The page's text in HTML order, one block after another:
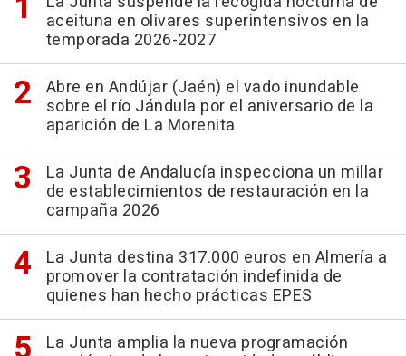
aceituna en olivares superintensivos en la
temporada 2026-2027
Abre en Andújar (Jaén) el vado inundable
sobre el río Jándula por el aniversario de la
aparición de La Morenita
La Junta de Andalucía inspecciona un millar
de establecimientos de restauración en la
campaña 2026
La Junta destina 317.000 euros en Almería a
promover la contratación indefinida de
quienes han hecho prácticas EPES
La Junta amplia la nueva programación